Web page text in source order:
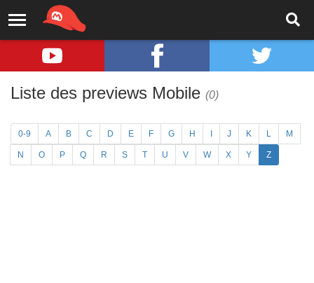
Liste des previews Mobile (0)
0-9 A B C D E F G H J K L M
N O P Q R S T U V W X Y Z